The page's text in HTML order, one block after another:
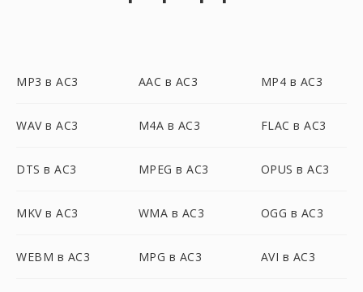
MP3 в AC3 AAC в AC3 MP4 в AC3
WAV в AC3 M4A в AC3 FLAC в AC3
DTS в AC3 MPEG в AC3 OPUS в AC3
MKV в AC3 WMA в AC3 OGG в AC3
WEBM в AC3 MPG в AC3 AVI в AC3